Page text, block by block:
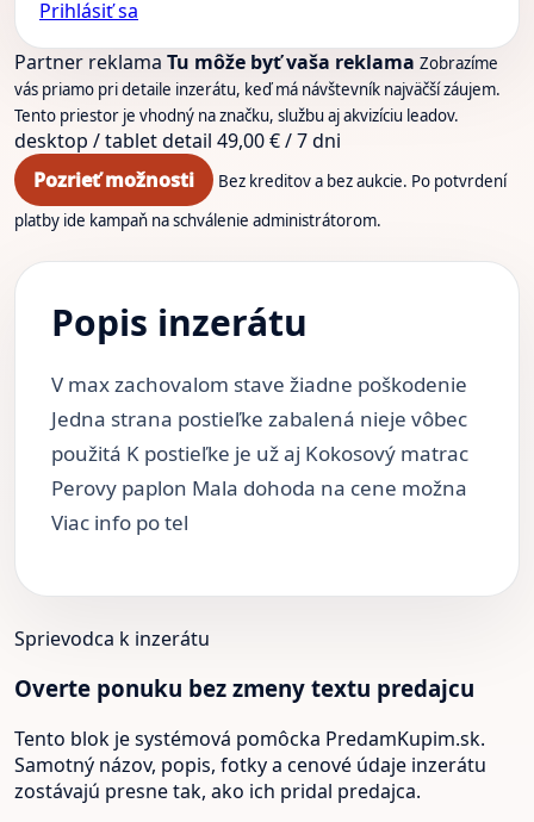
Prihlásiť sa
Partner reklama Tu môže byť vaša reklama Zobrazíme
vás priamo pri detaile inzerátu, keď má návštevník najväčší záujem.
Tento priestor je vhodný na značku, službu aj akvizíciu leadov.
desktop / tabletdetail 49,00 € / 7 dni
Pozrieť možnosti
Bez kreditov a bez aukcie. Po potvrdení
platby ide kampaň na schválenie administrátorom.
Popis inzerátu
V max zachovalom stave žiadne poškodenie
Jedna strana postieľke zabalená nieje vôbec
použitá K postieľke je už aj Kokosový matrac
Perovy paplon Mala dohoda na cene možna
Viac info po tel
Sprievodca k inzerátu
Overte ponuku bez zmeny textu predajcu
Tento blok je systémová pomôcka PredamKupim.sk.
Samotný názov, popis, fotky a cenové údaje inzerátu
zostávajú presne tak, ako ich pridal predajca.